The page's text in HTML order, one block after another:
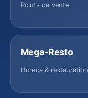
Points de vente
Mega-Resto
Horeca & restauration